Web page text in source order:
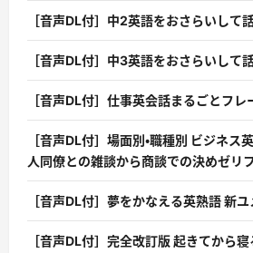
［音声DL付］中2英語をおさらいして
［音声DL付］中3英語をおさらいして
［音声DL付］仕事英会話まるごとフレ
［音声DL付］場面別・職種別 ビジネ
人同僚との雑談から商談での決めゼリ
［音声DL付］夢をかなえる英熟語 新ユ
［音声DL付］完全改訂版 起きてから